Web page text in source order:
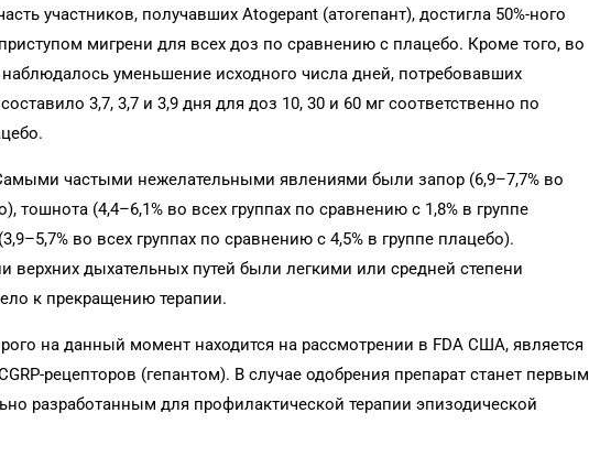
участников, получавших Atogepant (атогепант), достигла 50%-ного
мигрени для всех доз по сравнению с плацебо. Кроме того, во
уменьшение исходного числа дней, потребовавших
3,7, 3,7 и 3,9 дня для доз 10, 30 и 60 мг соответственно по
частыми нежелательными явлениями были запор (6,9–7,7% во
тошнота (4,4–6,1% во всех группах по сравнению с 1,8% в группе
во всех группах по сравнению с 4,5% в группе плацебо).
дыхательных путей были легкими или средней степени
к прекращению терапии.
на данный момент находится на рассмотрении в FDA США, является
рецепторов (гепантом). В случае одобрения препарат станет первым
разработанным для профилактической терапии эпизодической